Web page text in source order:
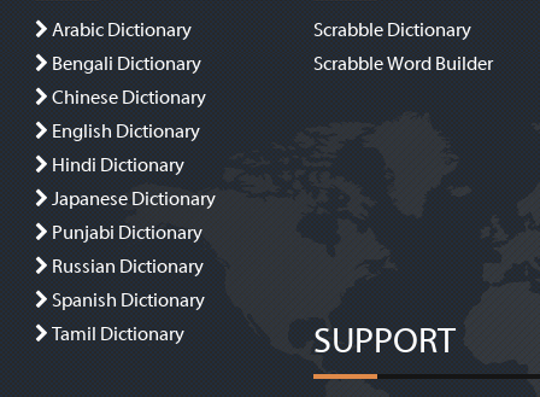
Arabic Dictionary
Bengali Dictionary
Chinese Dictionary
English Dictionary
Hindi Dictionary
Japanese Dictionary
Punjabi Dictionary
Russian Dictionary
Spanish Dictionary
Tamil Dictionary
Scrabble Dictionary
Scrabble Word Builder
SUPPORT